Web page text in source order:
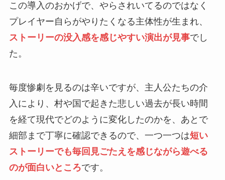
この導入のおかげで、やらされいてるのではなく
プレイヤー自らがやりたくなる主体性が生まれ、
ストーリーの没入感を感じやすい演出が見事でし
た。
毎度惨劇を見るのは辛いですが、主人公たちの介
入により、村や国で起きた悲しい過去が長い時間
を経て現代でどのように変化したのかを、あとで
細部まで丁寧に確認できるので、一つ一つは短い
ストーリーでも毎回見ごたえを感じながら遊べる
のが面白いところです。